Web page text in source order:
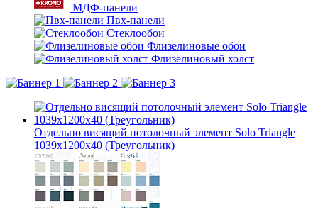
МДФ-панели
Пвх-панели
Стеклообои
Флизелиновые обои
Флизелиновый холст
Отдельно висящий потолочный элемент Solo Triangle
1039x1200x40 (Треугольник)